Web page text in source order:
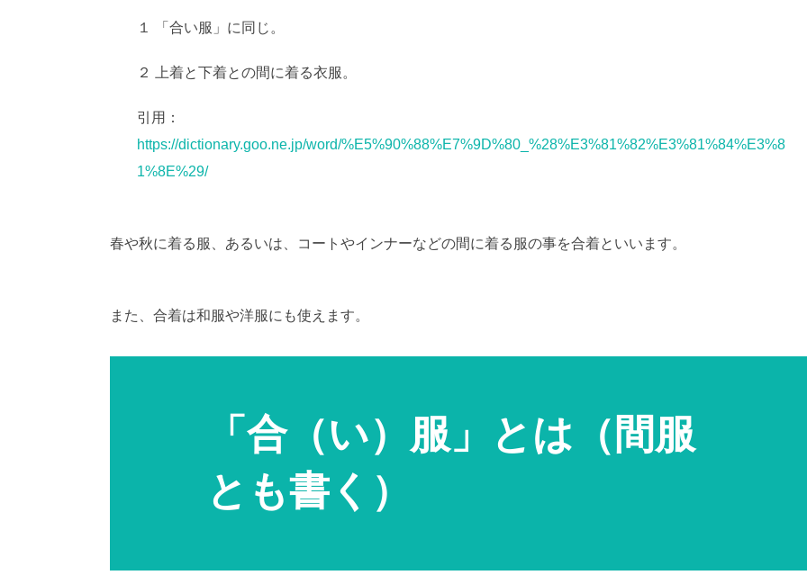
１ 「合い服」に同じ。
２ 上着と下着との間に着る衣服。
引用：
https://dictionary.goo.ne.jp/word/%E5%90%88%E7%9D%80_%28%E3%81%82%E3%81%84%E3%8
1%8E%29/
春や秋に着る服、あるいは、コートやインナーなどの間に着る服の事を合着といいます。
また、合着は和服や洋服にも使えます。
「合（い）服」とは（間服
とも書く）